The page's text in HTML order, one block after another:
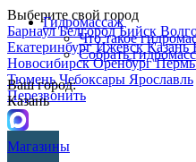
Выберите свой город
БарнаулБелгородБийск
ЕкатеринбургИжевскКазань
НовосибирскОренбург
ТюменьЧебоксары Ярославль
Перезвонить
Гидромассаж
Что такое
Собрать
Ваш город:
Казань
Магазины